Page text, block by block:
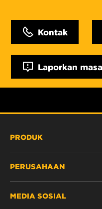
Kontak
Laporkan
PRODUK
MOBIL PENUMPANG
PERUSAHAAN
MEDIA SOSIAL